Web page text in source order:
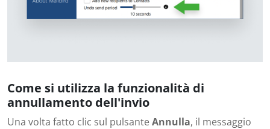
Come si utilizza la funzionalità di
annullamento dell'invio
Una volta fatto clic sul pulsanteAnnulla, il messaggio